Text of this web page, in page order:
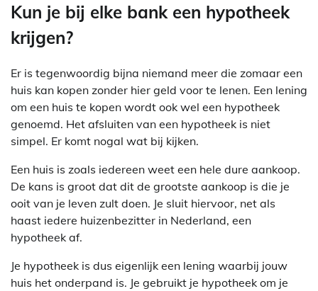
Kun je bij elke bank een hypotheek
krijgen?
Er is tegenwoordig bijna niemand meer die zomaar een
huis kan kopen zonder hier geld voor te lenen. Een lening
om een huis te kopen wordt ook wel een hypotheek
genoemd. Het afsluiten van een hypotheek is niet
simpel. Er komt nogal wat bij kijken.
Een huis is zoals iedereen weet een hele dure aankoop.
De kans is groot dat dit de grootste aankoop is die je
ooit van je leven zult doen. Je sluit hiervoor, net als
haast iedere huizenbezitter in Nederland, een
hypotheek af.
Je hypotheek is dus eigenlijk een lening waarbij jouw
huis het onderpand is. Je gebruikt je hypotheek om je